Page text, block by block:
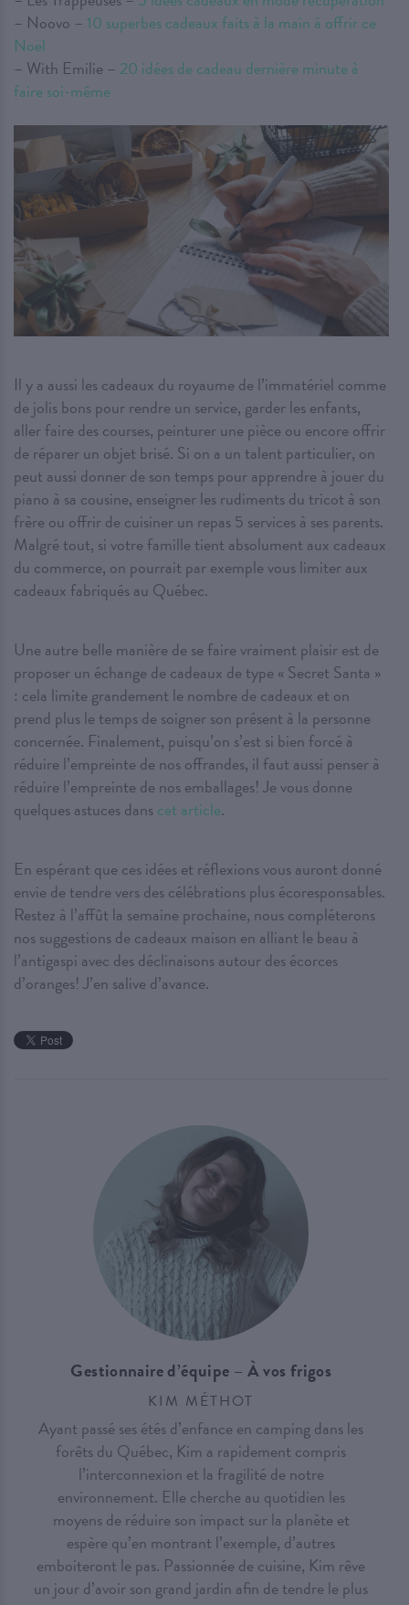
– Noovo – 10 superbes cadeaux faits à la main à offrir ce
Noël
– With Emilie – 20 idées de cadeau dernière minute à
faire soi-même
Il y a aussi les cadeaux du royaume de l’immatériel comme
de jolis bons pour rendre un service, garder les enfants,
aller faire des courses, peinturer une pièce ou encore offrir
de réparer un objet brisé. Si on a un talent particulier, on
peut aussi donner de son temps pour apprendre à jouer du
piano à sa cousine, enseigner les rudiments du tricot à son
frère ou offrir de cuisiner un repas 5 services à ses parents.
Malgré tout, si votre famille tient absolument aux cadeaux
du commerce, on pourrait par exemple vous limiter aux
cadeaux fabriqués au Québec.
Une autre belle manière de se faire vraiment plaisir est de
proposer un échange de cadeaux de type « Secret Santa »
: cela limite grandement le nombre de cadeaux et on
prend plus le temps de soigner son présent à la personne
concernée. Finalement, puisqu’on s’est si bien forcé à
réduire l’empreinte de nos offrandes, il faut aussi penser à
réduire l’empreinte de nos emballages! Je vous donne
quelques astuces danscet article.
En espérant que ces idées et réflexions vous auront donné
envie de tendre vers des célébrations plus écoresponsables.
Restez à l’affût la semaine prochaine, nous compléterons
nos suggestions de cadeaux maison en alliant le beau à
l’antigaspi avec des déclinaisons autour des écorces
d’oranges! J’en salive d’avance.
Gestionnaire d’équipe – À vos frigos
KIM MÉTHOT
Ayant passé ses étés d’enfance en camping dans les
forêts du Québec, Kim a rapidement compris
l’interconnexion et la fragilité de notre
environnement. Elle cherche au quotidien les
moyens de réduire son impact sur la planète et
espère qu’en montrant l’exemple, d’autres
emboiteront le pas. Passionnée de cuisine, Kim rêve
un jour d’avoir son grand jardin afin de tendre le plus